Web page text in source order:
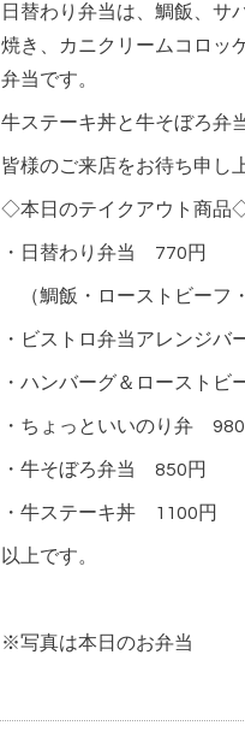
日替わり弁当は、鯛飯、サ
焼き、カニクリームコロッ
弁当です。
牛ステーキ丼と牛そぼろ弁
皆様のご来店をお待ち申し
◇本日のテイクアウト商品
・日替わり弁当 770円
（鯛飯・ローストビーフ
・ビストロ弁当アレンジ
・ハンバーグ＆ロースト
・ちょっといいのり弁 980
・牛そぼろ弁当 850円
・牛ステーキ丼 1100円
以上です。
※写真は本日のお弁当